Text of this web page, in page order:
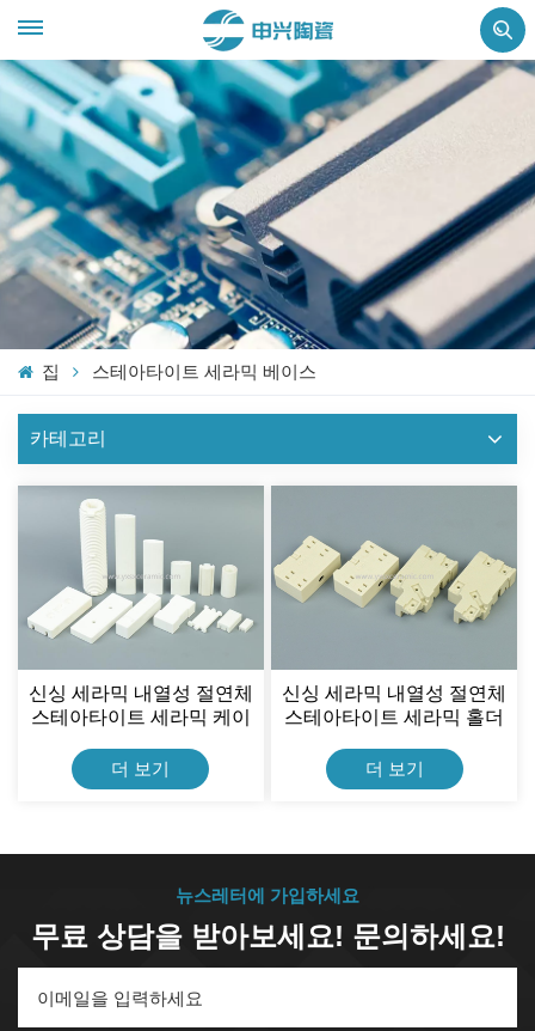
집 스테아타이트 세라믹 베이스
카테고리
신싱 세라믹 내열성 절연체
스테아타이트 세라믹 케이
더 보기
신싱 세라믹 내열성 절연체
스테아타이트 세라믹 홀더
더 보기
뉴스레터에 가입하세요
무료 상담을 받아보세요! 문의하세요!